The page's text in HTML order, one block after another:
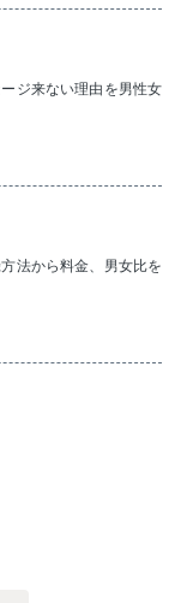
ジ来ない理由を男性女
法から料金、男女比を